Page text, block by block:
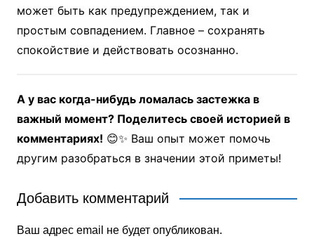
может быть как предупреждением, так и
простым совпадением. Главное – сохранять
спокойствие и действовать осознанно.
А у вас когда-нибудь ломалась застежка в
важный момент? Поделитесь своей историей в
комментариях! 😊✨ Ваш опыт может помочь
другим разобраться в значении этой приметы!
Добавить комментарий
Ваш адрес email не будет опубликован.